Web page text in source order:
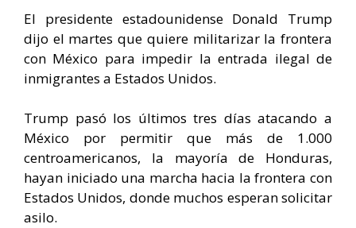
El presidente estadounidense Donald Trump
dijo el martes que quiere militarizar la frontera
con México para impedir la entrada ilegal de
inmigrantes a Estados Unidos.
Trump pasó los últimos tres días atacando a
México por permitir que más de 1.000
centroamericanos, la mayoría de Honduras,
hayan iniciado una marcha hacia la frontera con
Estados Unidos, donde muchos esperan solicitar
asilo.